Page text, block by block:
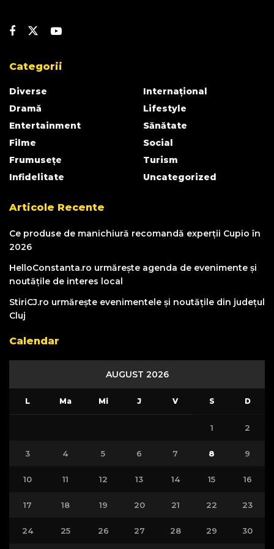
Categorii
Diverse
Dramă
Entertainment
Filme
Frumusețe
Infidelitate
Internațional
Lifestyle
Sănătate
Social
Turism
Uncategorized
Articole Recente
Ce produse de manichiură recomandă experții Cupio în
2026
HelloConstanta.ro urmărește agenda de evenimente și
noutățile de interes local
StiriCJ.ro urmărește evenimentele și noutățile din județul
Cluj
Calendar
AUGUST 2026
L Ma Mi J V S D
1 2
3 4 5 6 7 8 9
10 11 12 13 14 15 16
17 18 19 20 21 22 23
24 25 26 27 28 29 30